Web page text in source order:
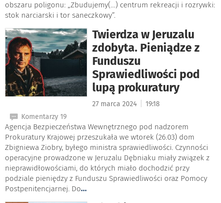
obszaru poligonu: „Zbudujemy(…) centrum rekreacji i rozrywki:
stok narciarski i tor saneczkowy”.
Twierdza w Jeruzalu
zdobyta. Pieniądze z
Funduszu
Sprawiedliwości pod
lupą prokuratury
27 marca 2024
19:18
Komentarzy 19
Agencja Bezpieczeństwa Wewnętrznego pod nadzorem
Prokuratury Krajowej przeszukała we wtorek (26.03) dom
Zbigniewa Ziobry, byłego ministra sprawiedliwości. Czynności
operacyjne prowadzone w Jeruzalu Dębniaku miały związek z
nieprawidłowościami, do których miało dochodzić przy
podziale pieniędzy z Funduszu Sprawiedliwości oraz Pomocy
Postpenitencjarnej. Do...